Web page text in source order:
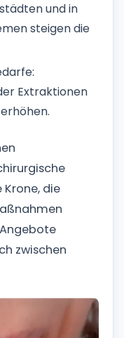
und in
steigen die
Extraktionen
die
zwischen